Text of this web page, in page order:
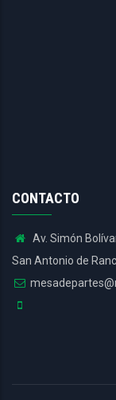
CONTACTO
Av. Simón
San Antonio de